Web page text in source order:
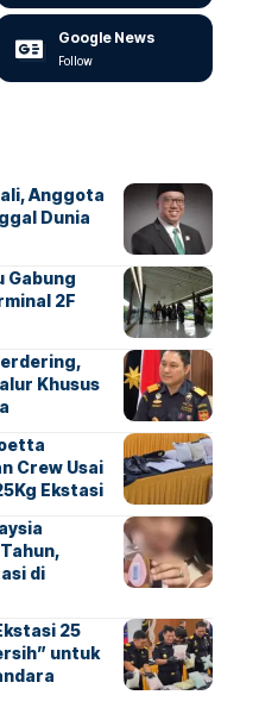
Google News
Follow
Anggota
Dunia
Gabung
2F
Khusus
Crew Usai
Ekstasi
di
25
untuk